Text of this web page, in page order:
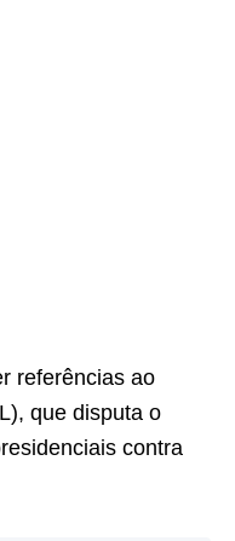
referências ao
que disputa o
contra